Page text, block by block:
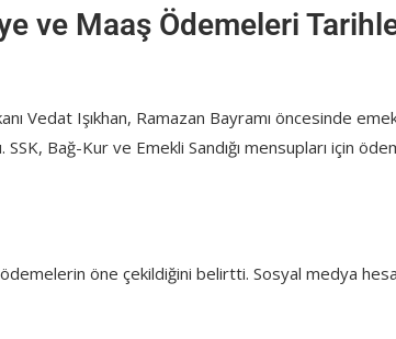
ve Maaş Ödemeleri
Vedat Işıkhan, Ramazan Bayramı öncesinde
Bağ-Kur ve Emekli Sandığı mensupları için
ödemelerin öne çekildiğini belirtti. Sosyal medya